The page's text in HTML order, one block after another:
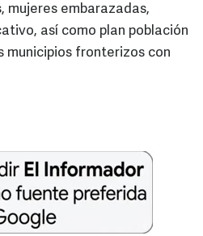
mujeres embarazadas,
así como plan población
municipios fronterizos con